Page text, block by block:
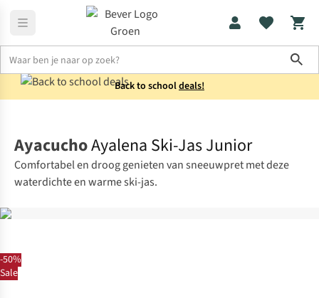
Back to schooldeals!
-50%
Sale
AyacuchoAyalena Ski-Jas Junior
Comfortabel en droog genieten van sneeuwpret met deze
waterdichte en warme ski-jas.